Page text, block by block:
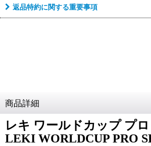
返品特約に関する重要事項
商品詳細
レキ ワールドカップ プ
LEKI WORLDCUP PRO